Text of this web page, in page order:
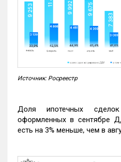
Источник: Росреестр
Доля ипотечных
оформленных в сентябре
есть на 3% меньше, чем в